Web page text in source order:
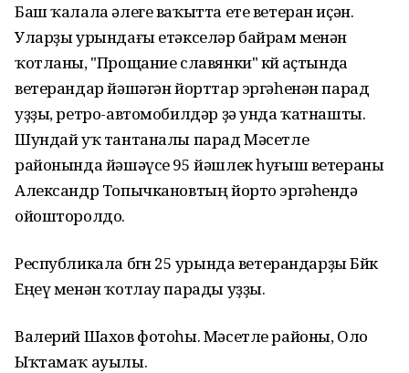
Баш ҡалала әлеге ваҡытта ете ветеран иҫән.
Уларҙы урындағы етәкселәр байрам менән
ҡотланы, "Прощание славянки" көйө аҫтында
ветерандар йәшәгән йорттар эргәһенән парад
уҙҙы, ретро-автомобилдәр ҙә унда ҡатнашты.
Шундай уҡ тантаналы парад Мәсетле
районында йәшәүсе 95 йәшлек һуғыш ветераны
Александр Топычкановтың йорто эргәһендә
ойошторолдо.
Республикала бөгөн 25 урында ветерандарҙы Бөйөк
Еңеү менән ҡотлау парады уҙҙы.
Валерий Шахов фотоһы. Мәсетле районы, Оло
Ыҡтамаҡ ауылы.